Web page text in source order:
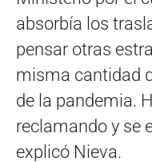
absorbía los
pensar otras
misma cantidad
de la pandemia.
reclamando y se
explicó Nieva.